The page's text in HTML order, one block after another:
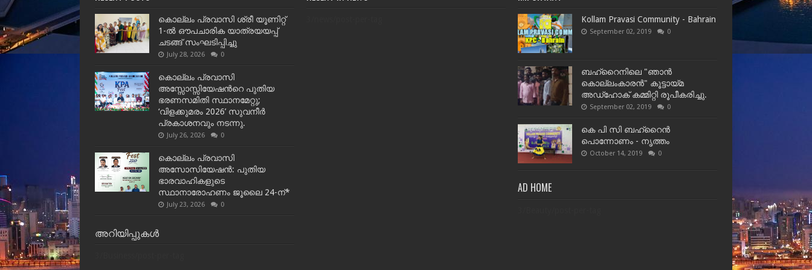
കൊല്ലം പ്രവാസി ശ്രീ യൂണിറ്റ്
1-ൽ ഔപചാരിക യാത്രയയപ്പ്
ചടങ്ങ് സംഘടിപ്പിച്ചു
July 28, 2026 0
കൊല്ലം പ്രവാസി
അസ്സോസ്സിയേഷന്‍റെ പുതിയ
ഭരണസമിതി സ്ഥാനമേറ്റു;
‘വിളക്കുമരം 2026’ സുവനീർ
പ്രകാശനവും നടന്നു.
July 26, 2026 0
കൊല്ലം പ്രവാസി
അസോസിയേഷൻ: പുതിയ
ഭാരവാഹികളുടെ
സ്ഥാനാരോഹണം ജൂലൈ 24-ന്*
July 23, 2026 0
അറിയിപ്പുകൾ
Kollam Pravasi Community - Bahrain
September 02, 2019 0
ബഹ്‌റൈനിലെ "ഞാൻ
കൊല്ലംകാരൻ" കൂട്ടായ്‌മ
അഡ്‌ഹോക് കമ്മിറ്റി രൂപീകരിച്ചു.
September 02, 2019 0
കെ പി സി ബഹ്‌റൈൻ
പൊന്നോണം - നൃത്തം
October 14, 2019 0
AD HOME